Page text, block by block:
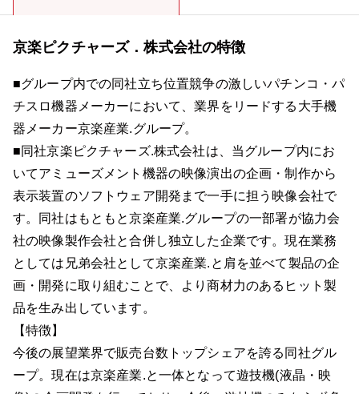
京楽ピクチャーズ．株式会社の特徴
■グループ内での同社立ち位置競争の激しいパチンコ・パ
チスロ機器メーカーにおいて、業界をリードする大手機
器メーカー京楽産業.グループ。
■同社京楽ピクチャーズ.株式会社は、当グループ内にお
いてアミューズメント機器の映像演出の企画・制作から
表示装置のソフトウェア開発まで一手に担う映像会社で
す。同社はもともと京楽産業.グループの一部署が協力会
社の映像製作会社と合併し独立した企業です。現在業務
としては兄弟会社として京楽産業.と肩を並べて製品の企
画・開発に取り組むことで、より商材力のあるヒット製
品を生み出しています。
【特徴】
今後の展望業界で販売台数トップシェアを誇る同社グル
ープ。現在は京楽産業.と一体となって遊技機(液晶・映